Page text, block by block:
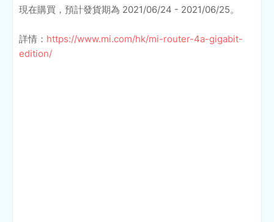
現在購買，預計發貨期為 2021/06/24 - 2021/06/25。
詳情： https://www.mi.com/hk/mi-router-4a-gigabit-
edition/